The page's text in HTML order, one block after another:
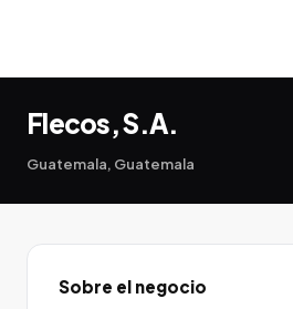
Flecos, S.A.
Guatemala, Guatemala
Sobre el negocio